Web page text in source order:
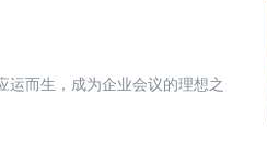
运而生，成为企业会议的理想之